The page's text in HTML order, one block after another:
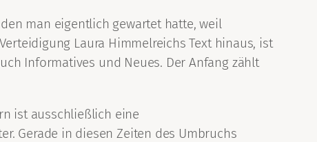
man eigentlich gewartet hatte, weil
Laura Himmelreichs Text hinaus, ist
Informatives und Neues. Der Anfang zählt
ist ausschließlich eine
Gerade in diesen Zeiten des Umbruchs